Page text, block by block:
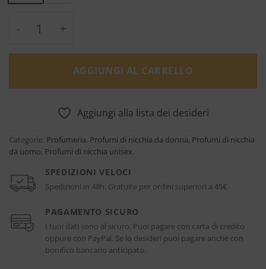
Entre Genres - Infiniment Coty Paris
AGGIUNGI AL CARRELLO
Aggiungi alla lista dei desideri
Categorie: Profumeria, Profumi di nicchia da donna, Profumi di nicchia
da uomo, Profumi di nicchia unisex
SPEDIZIONI VELOCI
Spedizioni in 48h. Gratuite per ordini superiori a 45€
PAGAMENTO SICURO
I tuoi dati sono al sicuro. Puoi pagare con carta di credito
oppure con PayPal. Se lo desideri puoi pagare anche con
bonifico bancario anticipato.